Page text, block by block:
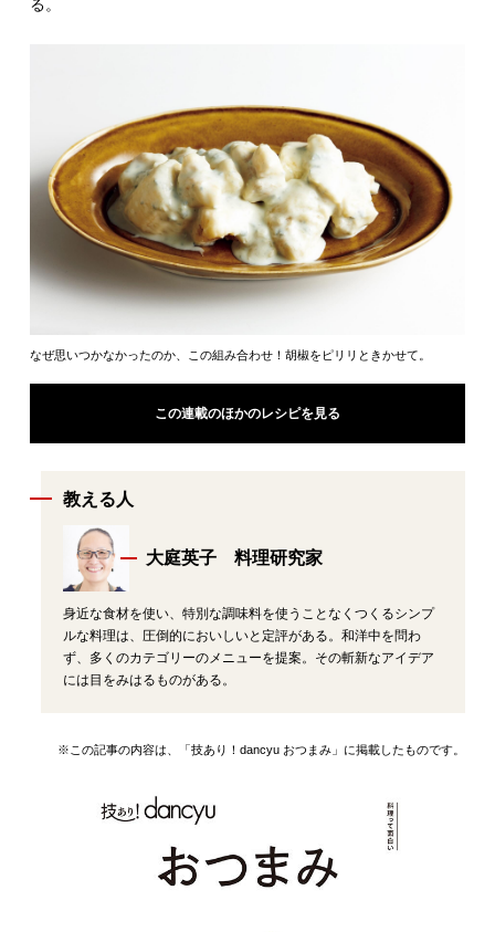
る。
なぜ思いつかなかったのか、この組み合わせ！胡椒をピリリときかせて。
この連載のほかのレシピを見る
教える人
大庭英子 料理研究家
身近な食材を使い、特別な調味料を使うことなくつくるシンプ
ルな料理は、圧倒的においしいと定評がある。和洋中を問わ
ず、多くのカテゴリーのメニューを提案。その斬新なアイデア
には目をみはるものがある。
※この記事の内容は、「技あり！dancyu おつまみ」に掲載したものです。